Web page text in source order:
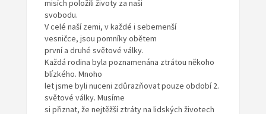
misích položili životy za naši
svobodu.
V celé naší zemi, v každé i sebemenší
vesničce, jsou pomníky obětem
první a druhé světové války.
Každá rodina byla poznamenána ztrátou někoho
blízkého. Mnoho
let jsme byli nuceni zdůrazňovat pouze období 2.
světové války. Musíme
si přiznat, že nejtěžší ztráty na lidských životech